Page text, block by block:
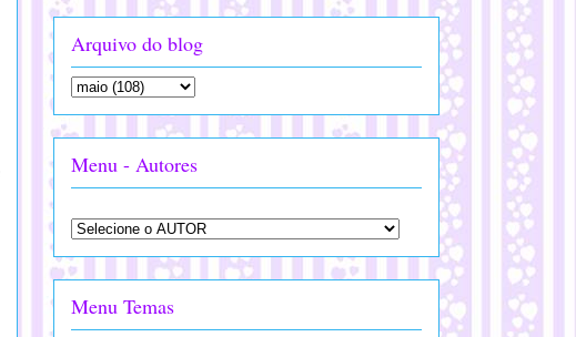
Arquivo do blog
Menu - Autores
Menu Temas